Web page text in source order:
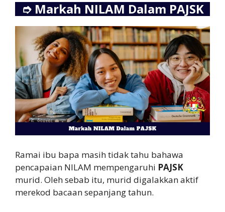
➮ Markah NILAM Dalam PAJSK
Ramai ibu bapa masih tidak tahu bahawa
pencapaian NILAM mempengaruhi PAJSK
murid. Oleh sebab itu, murid digalakkan aktif
merekod bacaan sepanjang tahun.